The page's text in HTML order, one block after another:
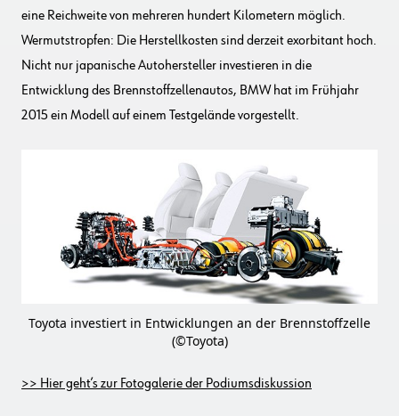
eine Reichweite von mehreren hundert Kilometern möglich.
Wermutstropfen: Die Herstellkosten sind derzeit exorbitant hoch.
Nicht nur japanische Autohersteller investieren in die
Entwicklung des Brennstoffzellenautos, BMW hat im Frühjahr
2015 ein Modell auf einem Testgelände vorgestellt.
Toyota investiert in Entwicklungen an der Brennstoffzelle
(©Toyota)
>> Hier geht’s zur Fotogalerie der Podiumsdiskussion